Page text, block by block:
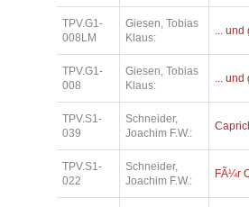
TPV.G1-
008LM
Giesen, Tobias
Klaus:
...
TPV.G1-
008
Giesen, Tobias
Klaus:
...
TPV.S1-
039
Schneider,
Joachim F.W.:
TPV.S1-
022
Schneider,
Joachim F.W.:
FÃ¼r